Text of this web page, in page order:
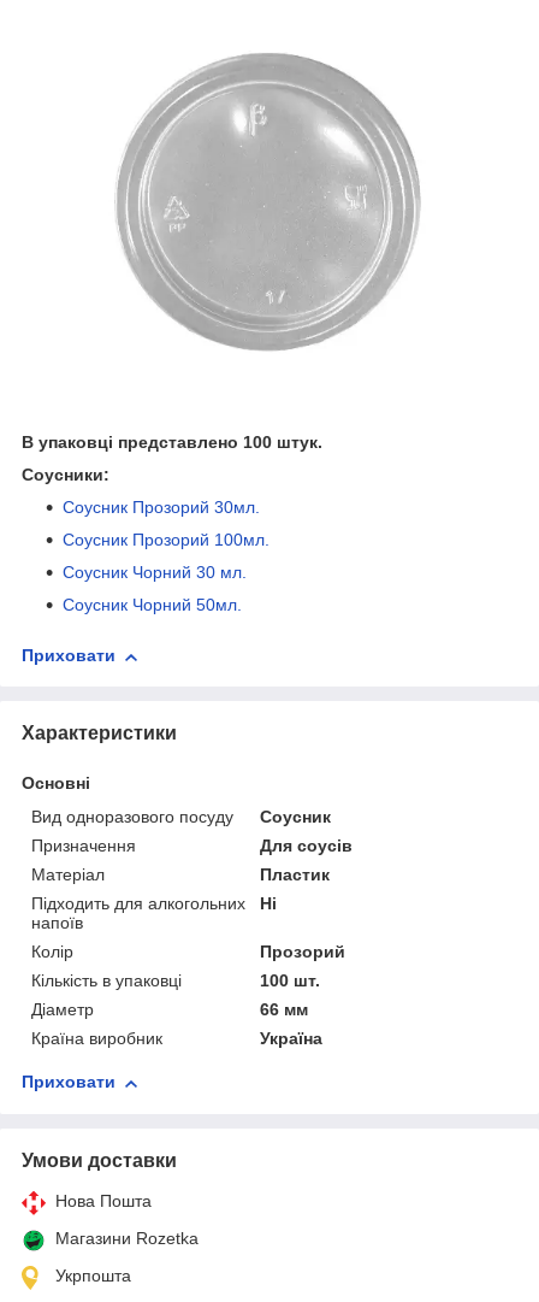
В упаковці представлено 100 штук.
Соусники:
Соусник Прозорий 30мл.
Соусник Прозорий 100мл.
Соусник Чорний 30 мл.
Соусник Чорний 50мл.
Приховати
Характеристики
Основні
Вид одноразового посуду
Соусник
Призначення
Для соусів
Матеріал
Пластик
Підходить для алкогольних
напоїв
Ні
Колір
Прозорий
Кількість в упаковці
100 шт.
Діаметр
66 мм
Країна виробник
Україна
Приховати
Умови доставки
Нова Пошта
Магазини Rozetka
Укрпошта